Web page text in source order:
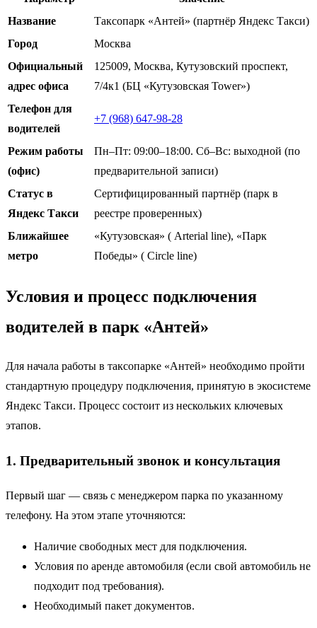
Название
Таксопарк «Антей» (партнёр Яндекс Такси)
Город
Москва
Официальный
адрес офиса
125009, Москва, Кутузовский проспект,
7/4к1 (БЦ «Кутузовская Tower»)
Телефон для
водителей
+7 (968) 647-98-28
Режим работы
(офис)
Пн–Пт: 09:00–18:00. Сб–Вс: выходной (по
предварительной записи)
Статус в
Яндекс Такси
Сертифицированный партнёр (парк в
реестре проверенных)
Ближайшее
метро
«Кутузовская» ( Arterial line), «Парк
Победы» ( Circle line)
Условия и процесс подключения
водителей в парк «Антей»
Для начала работы в таксопарке «Антей» необходимо пройти
стандартную процедуру подключения, принятую в экосистеме
Яндекс Такси. Процесс состоит из нескольких ключевых
этапов.
1. Предварительный звонок и консультация
Первый шаг — связь с менеджером парка по указанному
телефону. На этом этапе уточняются:
Наличие свободных мест для подключения.
Условия по аренде автомобиля (если свой автомобиль не
подходит под требования).
Необходимый пакет документов.